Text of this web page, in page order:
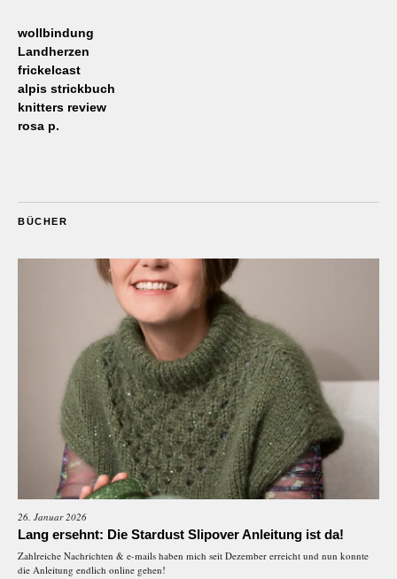
wollbindung
Landherzen
frickelcast
alpis strickbuch
knitters review
rosa p.
BÜCHER
26. Januar 2026
Lang ersehnt: Die Stardust Slipover Anleitung ist da!
Zahlreiche Nachrichten & e-mails haben mich seit Dezember erreicht und nun konnte
die Anleitung endlich online gehen!